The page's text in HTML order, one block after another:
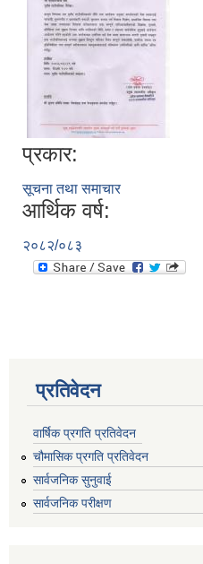
प्रकार:
सूचना तथा समाचार
आर्थिक वर्ष:
२०८२/०८३
प्रतिवेदन
वार्षिक प्रगति प्रतिवेदन
चौमासिक प्रगति प्रतिवेदन
सार्वजनिक सुनुवाई
सार्वजनिक परीक्षण